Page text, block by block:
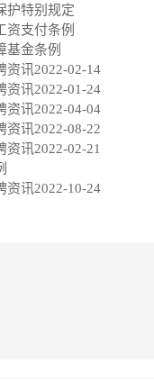
护特别规定
资支付条例
基金条例
资讯2022-02-14
资讯2022-01-24
资讯2022-04-04
资讯2022-08-22
资讯2022-02-21
资讯2022-10-24